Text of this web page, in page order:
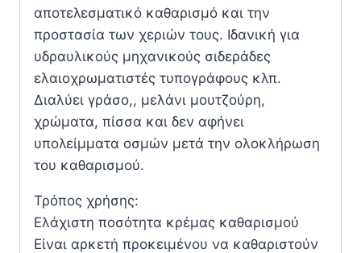
αποτελεσματικό καθαρισμό και την
προστασία των χεριών τους. Ιδανική για
υδραυλικούς μηχανικούς σιδεράδες
ελαιοχρωματιστές τυπογράφους κλπ.
Διαλύει γράσο,, μελάνι μουτζούρη,
χρώματα, πίσσα και δεν αφήνει
υπολείμματα οσμών μετά την ολοκλήρωση
του καθαρισμού.
Τρόπος χρήσης:
Ελάχιστη ποσότητα κρέμας καθαρισμού
Είναι αρκετή προκειμένου να καθαριστούν